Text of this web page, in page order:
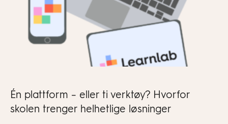
Én plattform – eller ti verktøy? Hvorfor
skolen trenger helhetlige løsninger